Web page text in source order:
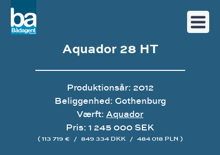
Aquador 28 HT
Produktionsår: 2012
Beliggenhed: Gothenburg
Værft: Aquador
Pris: 1 245 000 SEK
( 113 719 € / 849 334 DKK / 484 018 PLN )